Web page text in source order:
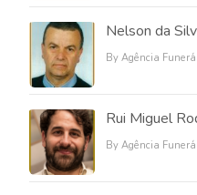
Nelson da
By Agência
Rui Miguel
By Agência